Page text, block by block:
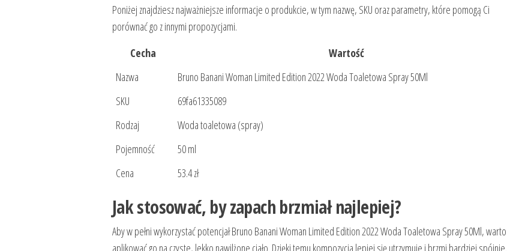
Poniżej znajdziesz najważniejsze informacje o produkcie, w tym nazwę, SKU oraz parametry, które pomogą Ci
porównać go z innymi propozycjami.
Cecha
Wartość
Nazwa
Bruno Banani Woman Limited Edition 2022 Woda Toaletowa Spray 50Ml
SKU
69fa61335089
Rodzaj
Woda toaletowa (spray)
Pojemność
50 ml
Cena
53.4 zł
Jak stosować, by zapach brzmiał najlepiej?
Aby w pełni wykorzystać potencjał Bruno Banani Woman Limited Edition 2022 Woda Toaletowa Spray 50Ml, warto
aplikować go na czyste, lekko nawilżone ciało. Dzięki temu kompozycja lepiej się utrzymuje i brzmi bardziej spójnie.